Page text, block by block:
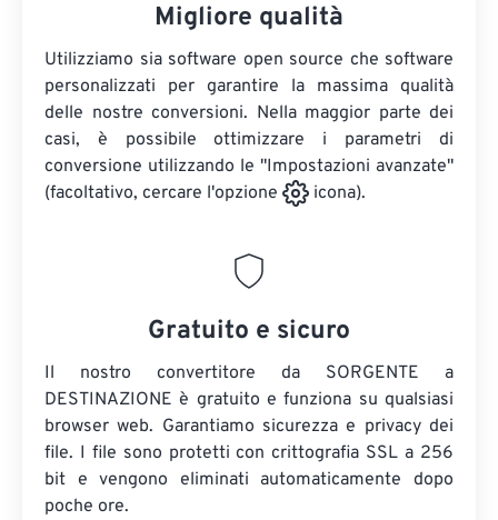
Migliore qualità
Utilizziamo sia software open source che software
personalizzati per garantire la massima qualità
delle nostre conversioni. Nella maggior parte dei
casi, è possibile ottimizzare i parametri di
conversione utilizzando le "Impostazioni avanzate"
(facoltativo, cercare l'opzione
icona).
Gratuito e sicuro
Il nostro convertitore da SORGENTE a
DESTINAZIONE è gratuito e funziona su qualsiasi
browser web. Garantiamo sicurezza e privacy dei
file. I file sono protetti con crittografia SSL a 256
bit e vengono eliminati automaticamente dopo
poche ore.